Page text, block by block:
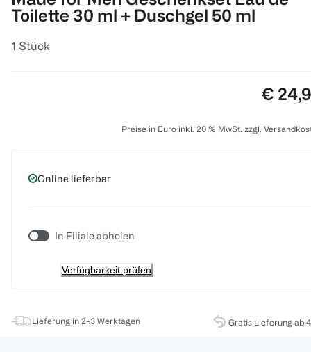
Toilette 30 ml + Duschgel 50 ml
1 Stück
Preis:
€
Preise in Euro inkl. 20 % MwSt. zzgl.
Online lieferbar
In Filiale abholen
Verfügbarkeit prüfen
Lieferung in 2-3 Werktagen Gratis Lieferung ab